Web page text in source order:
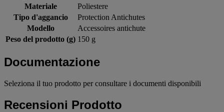
Materiale
Poliestere
Tipo d'aggancio
Protection Antichutes
Modello
Accessoires antichute
Peso del prodotto (g) 150 g
Documentazione
Seleziona il tuo prodotto per consultare i documenti disponibili
Recensioni Prodotto